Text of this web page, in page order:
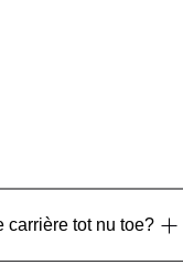
carrière tot nu toe?